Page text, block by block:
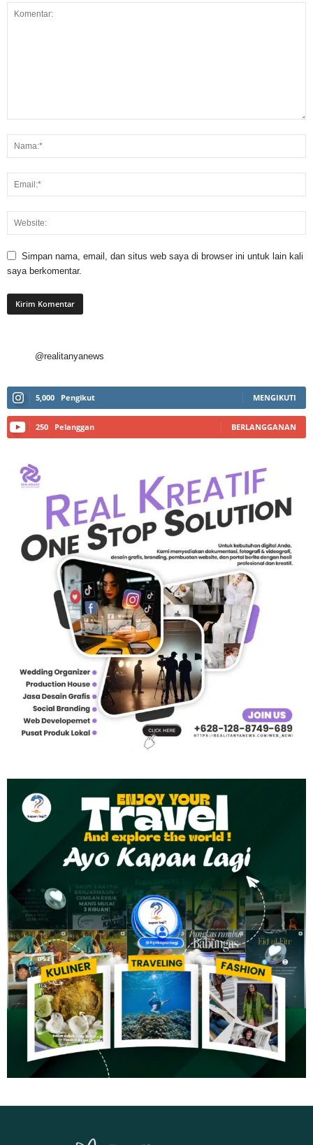
Simpan nama, email, dan situs web saya di browser ini untuk lain kali
saya berkomentar.
@realitanyanews
5,000 Pengikut MENGIKUTI
250 Pelanggan BERLANGGANAN